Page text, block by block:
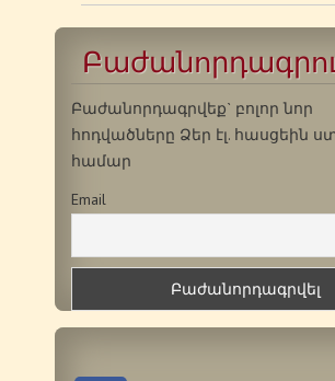
Բաժանորդագրվեք` բոլոր նոր
հոդվածները Ձեր էլ. հասցեին
համար
Email